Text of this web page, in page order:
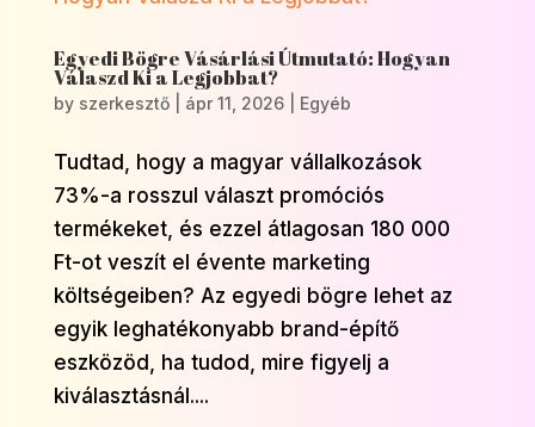
Egyedi Bögre Vásárlási Útmutató: Hogyan
Válaszd Ki a Legjobbat?
by szerkesztő| ápr 11, 2026| Egyéb
Tudtad, hogy a magyar vállalkozások
73%-a rosszul választ promóciós
termékeket, és ezzel átlagosan 180 000
Ft-ot veszít el évente marketing
költségeiben? Az egyedi bögre lehet az
egyik leghatékonyabb brand-építő
eszközöd, ha tudod, mire figyelj a
kiválasztásnál....